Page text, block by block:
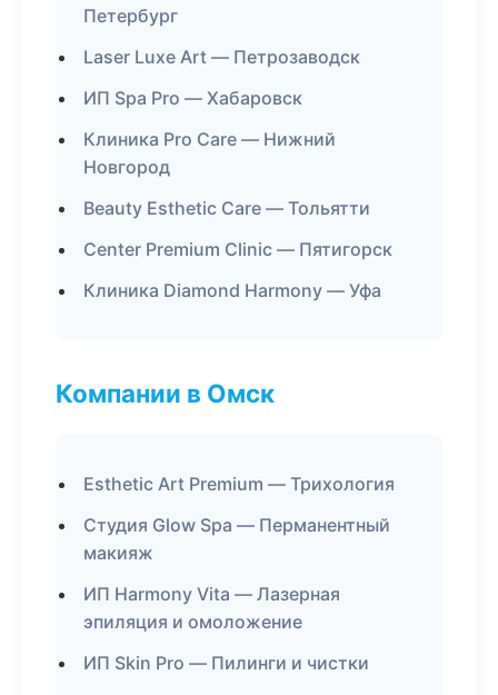
Петербург
Laser Luxe Art — Петрозаводск
ИП Spa Pro — Хабаровск
Клиника Pro Care — Нижний
Новгород
Beauty Esthetic Care — Тольятти
Center Premium Clinic — Пятигорск
Клиника Diamond Harmony — Уфа
Компании в Омск
Esthetic Art Premium — Трихология
Студия Glow Spa — Перманентный
макияж
ИП Harmony Vita — Лазерная
эпиляция и омоложение
ИП Skin Pro — Пилинги и чистки